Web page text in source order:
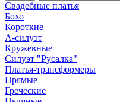
Свадебные платья
Бохо
Короткие
А-силуэт
Кружевные
Силуэт "Русалка"
Платья-трансформеры
Прямые
Греческие